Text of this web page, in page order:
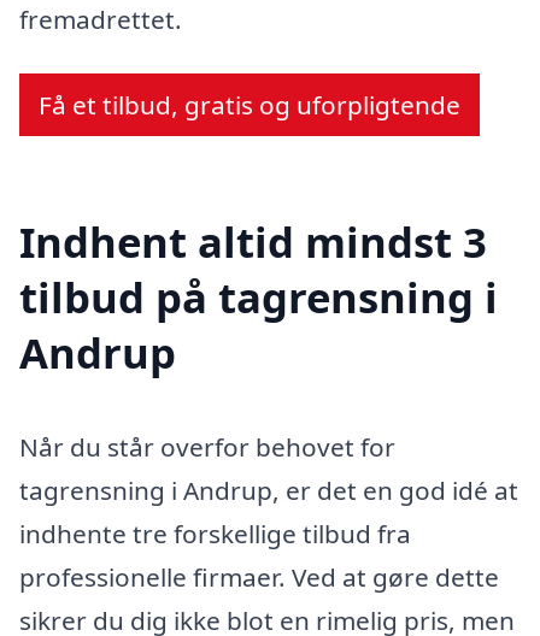
fremadrettet.
Få et tilbud, gratis og uforpligtende
Indhent altid mindst 3
tilbud på tagrensning i
Andrup
Når du står overfor behovet for
tagrensning i Andrup, er det en god idé at
indhente tre forskellige tilbud fra
professionelle firmaer. Ved at gøre dette
sikrer du dig ikke blot en rimelig pris, men